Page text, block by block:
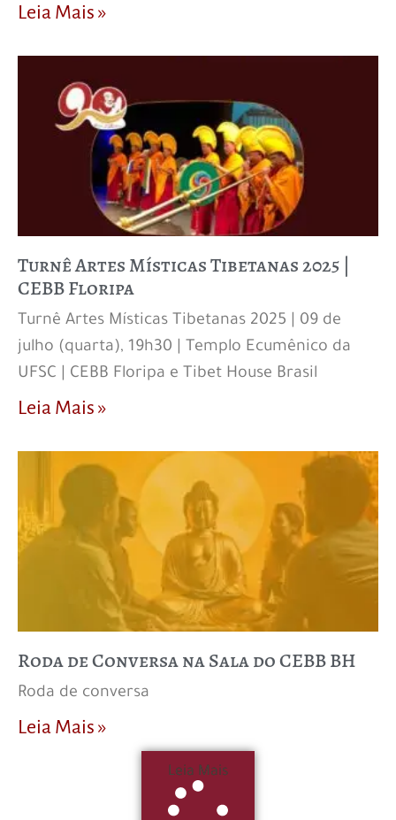
Leia Mais »
Turnê Artes Místicas Tibetanas 2025 |
CEBB Floripa
Turnê Artes Místicas Tibetanas 2025 | 09 de
julho (quarta), 19h30 | Templo Ecumênico da
UFSC | CEBB Floripa e Tibet House Brasil
Leia Mais »
Roda de Conversa na Sala do CEBB BH
Roda de conversa
Leia Mais »
Leia Mais